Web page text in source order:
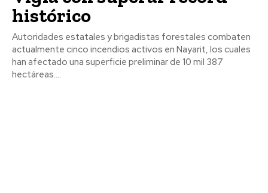
histórico
Autoridades estatales y brigadistas forestales combaten
actualmente cinco incendios activos en Nayarit, los cuales
han afectado una superficie preliminar de 10 mil 387
hectáreas....